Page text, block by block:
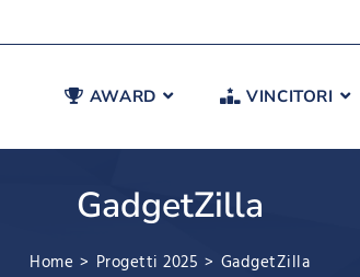
AWARD VINCITORI
GadgetZilla
Home > Progetti 2025 > GadgetZilla